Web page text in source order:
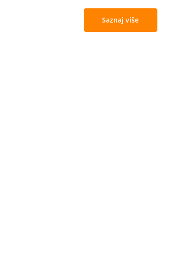
Saznaj više